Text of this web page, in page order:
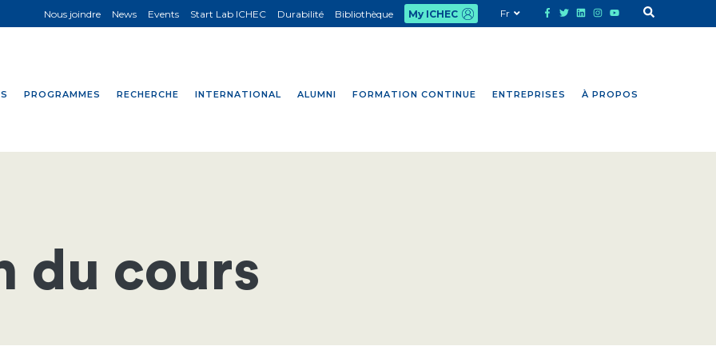
PROGRAMMES RECHERCHE INTERNATIONAL ALUMNI FORMATION CONTINUE ENTREPRISES À PROPOS
Nous joindre News Events Start Lab ICHEC Durabilité Bibliothèque My ICHEC Fr
du cours